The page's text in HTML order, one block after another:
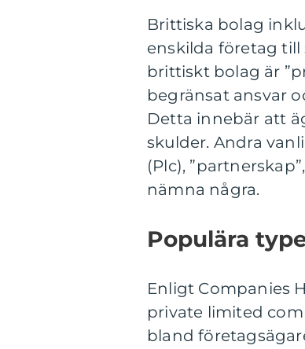
Brittiska bolag
enskilda företag
brittiskt bolag är
begränsat ansvar
Detta innebär att
skulder. Andra
(Plc),
nämna några.
Populära
Enligt Companies
private limited
bland